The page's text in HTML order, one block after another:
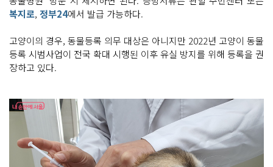
복지로, 정부24에서 발급 가능하다.
고양이의 경우, 동물등록 의무 대상은 아니지만 2022년 고양이 동물
등록 시범사업이 전국 확대 시행된 이후 유실 방지를 위해 등록을 권
장하고 있다.